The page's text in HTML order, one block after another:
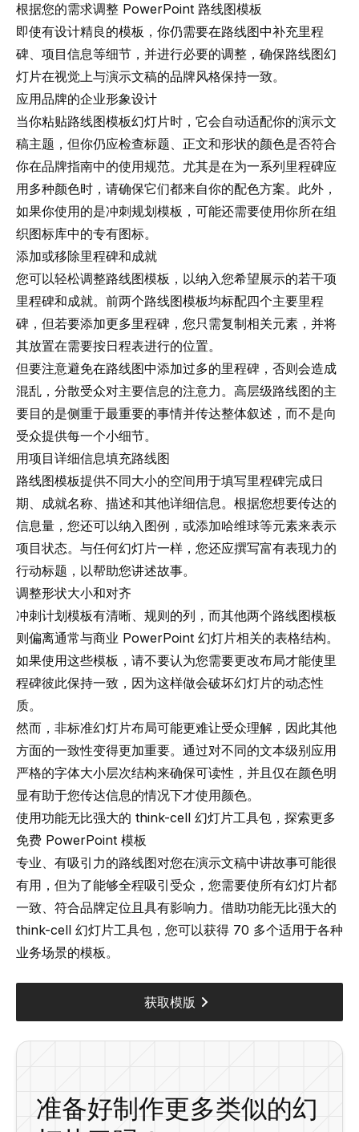
根据您的需求调整 PowerPoint 路线图模板
即使有设计精良的模板，你仍需要在路线图中补充里程
碑、项目信息等细节，并进行必要的调整，确保路线图幻
灯片在视觉上与演示文稿的品牌风格保持一致。
应用品牌的企业形象设计
当你粘贴路线图模板幻灯片时，它会自动适配你的演示文
稿主题，但你仍应检查标题、正文和形状的颜色是否符合
你在品牌指南中的使用规范。尤其是在为一系列里程碑应
用多种颜色时，请确保它们都来自你的配色方案。此外，
如果你使用的是冲刺规划模板，可能还需要使用你所在组
织图标库中的专有图标。
添加或移除里程碑和成就
您可以轻松调整路线图模板，以纳入您希望展示的若干项
里程碑和成就。前两个路线图模板均标配四个主要里程
碑，但若要添加更多里程碑，您只需复制相关元素，并将
其放置在需要按日程表进行的位置。
但要注意避免在路线图中添加过多的里程碑，否则会造成
混乱，分散受众对主要信息的注意力。高层级路线图的主
要目的是侧重于最重要的事情并传达整体叙述，而不是向
受众提供每一个小细节。
用项目详细信息填充路线图
路线图模板提供不同大小的空间用于填写里程碑完成日
期、成就名称、描述和其他详细信息。根据您想要传达的
信息量，您还可以纳入图例，或添加哈维球等元素来表示
项目状态。与任何幻灯片一样，您还应撰写富有表现力的
行动标题，以帮助您讲述故事。
调整形状大小和对齐
冲刺计划模板有清晰、规则的列，而其他两个路线图模板
则偏离通常与商业 PowerPoint 幻灯片相关的表格结构。
如果使用这些模板，请不要认为您需要更改布局才能使里
程碑彼此保持一致，因为这样做会破坏幻灯片的动态性
质。
然而，非标准幻灯片布局可能更难让受众理解，因此其他
方面的一致性变得更加重要。通过对不同的文本级别应用
严格的字体大小层次结构来确保可读性，并且仅在颜色明
显有助于您传达信息的情况下才使用颜色。
使用功能无比强大的 think-cell 幻灯片工具包，探索更多
免费 PowerPoint 模板
专业、有吸引力的路线图对您在演示文稿中讲故事可能很
有用，但为了能够全程吸引受众，您需要使所有幻灯片都
一致、符合品牌定位且具有影响力。借助功能无比强大的
think-cell 幻灯片工具包，您可以获得 70 多个适用于各种
业务场景的模板。
获取模版
准备好制作更多类似的幻